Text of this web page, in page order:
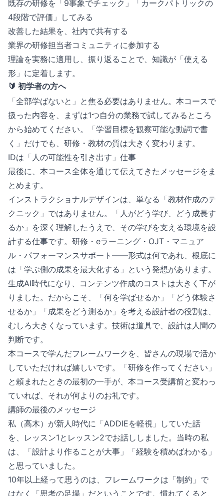
既存の研修を「9事象でチェック」「カークパトリックの
4段階で評価」してみる
改善した結果を、社内で共有する
業界の研修担当者コミュニティに参加する
理論を実務に適用し、振り返ることで、知識が「使える
形」に定着します。
🔰 初学者の方へ
「全部学ばないと」と焦る必要はありません。本コースで
扱った内容を、まずは1つ自分の業務で試してみるところ
から始めてください。「学習目標を観察可能な動詞で書
く」だけでも、研修・教材の質は大きく変わります。
IDは「人の可能性を引き出す」仕事
最後に、本コース全体を通じて伝えてきたメッセージをま
とめます。
インストラクショナルデザインは、単なる「教材作成のテ
クニック」ではありません。「人がどう学び、どう成長す
るか」を深く理解したうえで、その学びを支える環境を設
計する仕事です。研修・eラーニング・OJT・マニュア
ル・パフォーマンスサポート——形式は何であれ、根底に
は「学ぶ側の成果を最大化する」という発想があります。
生成AI時代になり、コンテンツ作成のコストは大きく下が
りました。だからこそ、「何を学ばせるか」「どう体験さ
せるか」「成果をどう測るか」を考える設計者の役割は、
むしろ大きくなっています。技術は道具で、設計は人間の
判断です。
本コースで学んだフレームワークを、皆さんの現場で活か
していただければ嬉しいです。「研修を作ってください」
と頼まれたときの最初の一手が、本コース受講前と変わっ
ていれば、それが何よりのお礼です。
講師の最後のメッセージ
私（高木）が新人時代に「ADDIEを軽視」していた話
を、レッスン1とレッスン2でお話ししました。当時の私
は、「設計より作ることが大事」「経験を積めばわかる」
と思っていました。
10年以上経って思うのは、フレームワークは「制約」で
はなく「思考の足場」だということです。慣れてくると、